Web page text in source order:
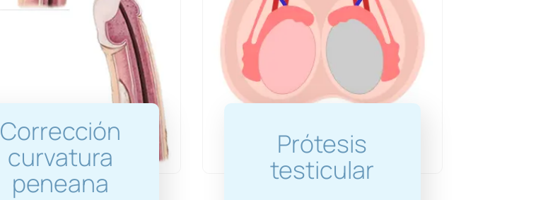
Corrección
curvatura
peneana
Prótesis
testicular